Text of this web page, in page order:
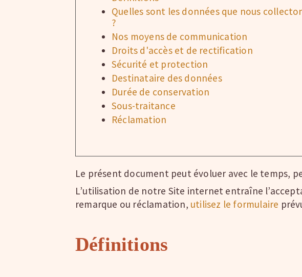
Quelles sont les données que nous
?
Nos moyens de communication
Droits d'accès et de rectification
Sécurité et protection
Destinataire des données
Durée de conservation
Sous-traitance
Réclamation
Le présent document peut évoluer avec le temps,
L’utilisation de notre Site internet entraîne
remarque ou réclamation, utilisez le formulaire
Définitions